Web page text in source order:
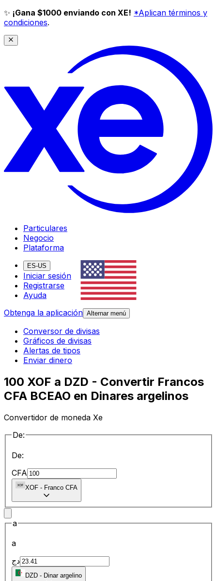
✨ ¡Gana $1000 enviando con XE! *Aplican términos y
condiciones.
Particulares
Negocio
Plataforma
ES-US
Iniciar sesión
Registrarse
Ayuda
Obtenga la aplicación Alternar menú
Conversor de divisas
Gráficos de divisas
Alertas de tipos
Enviar dinero
100 XOF a DZD - Convertir Francos
CFA BCEAO en Dinares argelinos
Convertidor de moneda Xe
De:
De:
CFA
XOF - Franco CFA
a
a
دج
DZD - Dinar argelino